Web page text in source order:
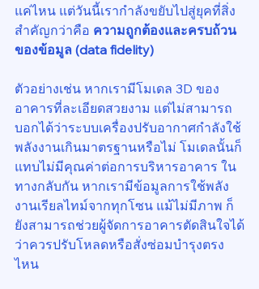
แค่ไหน แต่วันนี้เรากำลังขยับไปสู่ยุคที่สิ่ง
สำคัญกว่าคือ ความถูกต้องและครบถ้วน
ของข้อมูล (data fidelity)
ตัวอย่างเช่น หากเรามีโมเดล 3D ของ
อาคารที่ละเอียดสวยงาม แต่ไม่สามารถ
บอกได้ว่าระบบเครื่องปรับอากาศกำลังใช้
พลังงานเกินมาตรฐานหรือไม่ โมเดลนั้นก็
แทบไม่มีคุณค่าต่อการบริหารอาคาร ใน
ทางกลับกัน หากเรามีข้อมูลการใช้พลัง
งานเรียลไทม์จากทุกโซน แม้ไม่มีภาพ ก็
ยังสามารถช่วยผู้จัดการอาคารตัดสินใจได้
ว่าควรปรับโหลดหรือสั่งซ่อมบำรุงตรง
ไหน